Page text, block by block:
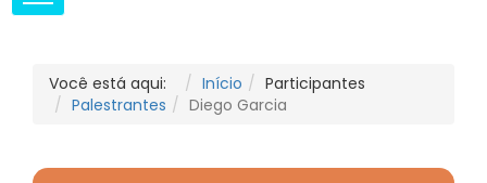
Você está aqui: Início
Participantes
Palestrantes
Diego Garcia